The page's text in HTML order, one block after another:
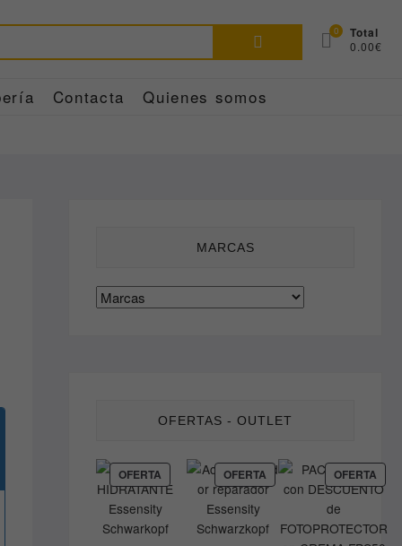
Buscar
0 Total
0.00€
Contacta Quienes somos
MARCAS
OFERTAS - OUTLET
OFERTAPRODUCTO
EN
OFERTA
OFERTA PRODUCTO
EN
OFERTA
EN